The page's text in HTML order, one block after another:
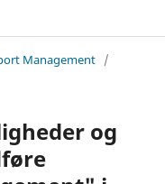
Management /
og